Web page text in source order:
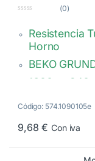
e
(0)
Resistencia
Horno
BEKO
1600 w, 240 v.
262510005,
C00903641
Código: 574.1090105e
9,68€ Con iva